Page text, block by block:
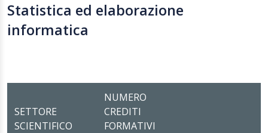
Statistica ed elaborazione
informatica
SETTORE
SCIENTIFICO
NUMERO
CREDITI
FORMATIVI